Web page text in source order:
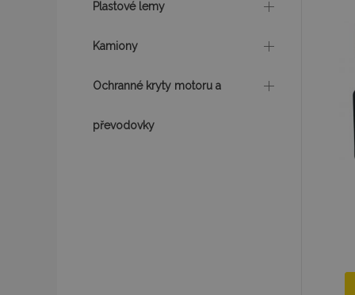
Plastové lemy
Kamiony
Ochranné kryty motoru a
převodovky